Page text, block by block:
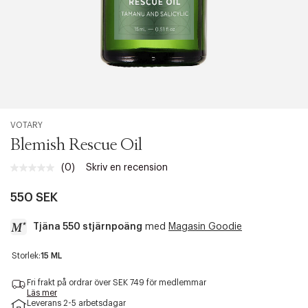
VOTARY
Blemish Rescue Oil
Inget
sida.
(0) Skriv en recension
550 SEK
Tjäna 550 stjärnpoäng med Magasin Goodie
a
c
Storlek:15 ML
Fri frakt på ordrar över SEK 749 för medlemmar
Läs mer
Leverans 2-5 arbetsdagar